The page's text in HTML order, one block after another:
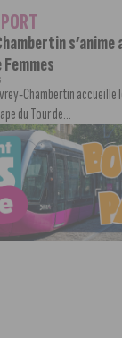
s’anime
Chambertin accueille
du Tour de...